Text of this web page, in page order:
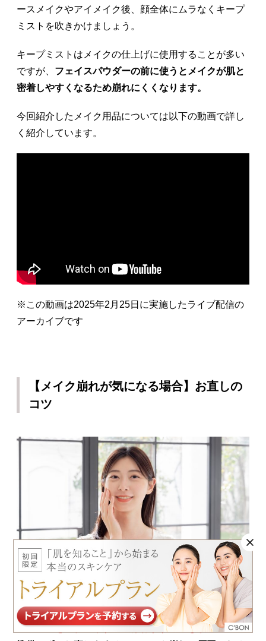
ースメイクやアイメイク後、顔全体にムラなくキープ
ミストを吹きかけましょう。
キープミストはメイクの仕上げに使用することが多い
ですが、 フェイスパウダーの前に使うとメイクが肌と
密着しやすくなるため崩れにくくなります。
今回紹介したメイク用品については以下の動画で詳し
く紹介しています。
※この動画は2025年2月25日に実施したライブ配信の
アーカイブです
【メイク崩れが気になる場合】お直しの
コツ
メイクが崩れてしまったからといって、直接ファンデ
ーションを重ね塗りするのはおすすめできません。下